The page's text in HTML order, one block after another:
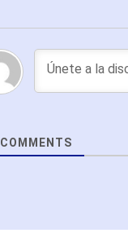
COMMENTS